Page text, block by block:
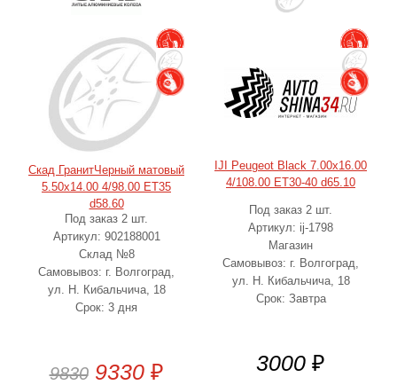
Скад ГранитЧерный матовый
5.50x14.00 4/98.00 ET35
d58.60
Под заказ 2 шт.
Артикул: 902188001
Склад №8
Самовывоз: г. Волгоград,
ул. Н. Кибальчича, 18
Срок: 3 дня
9830 9330 ₽
IJI Peugeot Black 7.00x16.00
4/108.00 ET30-40 d65.10
Под заказ 2 шт.
Артикул: ij-1798
Магазин
Самовывоз: г. Волгоград,
ул. Н. Кибальчича, 18
Срок: Завтра
3000 ₽